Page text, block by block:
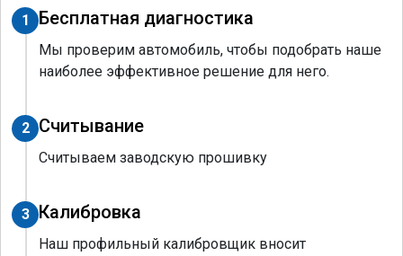
1 Бесплатная диагностика
Мы проверим автомобиль, чтобы подобрать наше
наиболее эффективное решение для него.
2 Считывание
Считываем заводскую прошивку
3 Калибровка
Наш профильный калибровщик вносит